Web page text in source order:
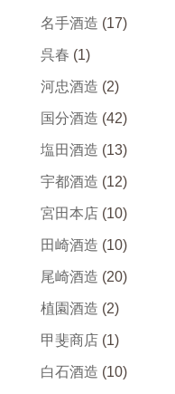
名手酒造 (17)
呉春 (1)
河忠酒造 (2)
国分酒造 (42)
塩田酒造 (13)
宇都酒造 (12)
宮田本店 (10)
田崎酒造 (10)
尾崎酒造 (20)
植園酒造 (2)
甲斐商店 (1)
白石酒造 (10)